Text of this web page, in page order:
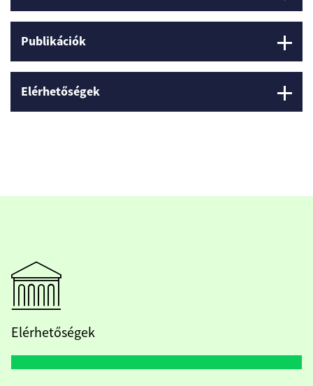
Publikációk
Elérhetőségek
Elérhetőségek